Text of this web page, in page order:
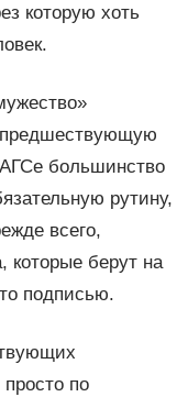
которую хоть
предшествующую
большинство
рутину,
всего,
которые берут на
подписью.
по